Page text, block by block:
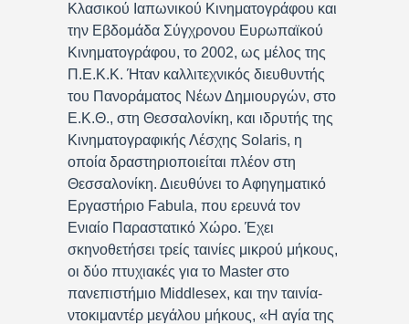
Κλασικού Ιαπωνικού Κινηματογράφου και
την Εβδομάδα Σύγχρονου Ευρωπαϊκού
Κινηματογράφου, το 2002, ως μέλος της
Π.Ε.Κ.Κ. Ήταν καλλιτεχνικός διευθυντής
του Πανοράματος Νέων Δημιουργών, στο
Ε.Κ.Θ., στη Θεσσαλονίκη, και ιδρυτής της
Κινηματογραφικής Λέσχης Solaris, η
οποία δραστηριοποιείται πλέον στη
Θεσσαλονίκη. Διευθύνει το Αφηγηματικό
Εργαστήριο Fabula, που ερευνά τον
Ενιαίο Παραστατικό Χώρο. Έχει
σκηνοθετήσει τρείς ταινίες μικρού μήκους,
οι δύο πτυχιακές για το Master στο
πανεπιστήμιο Middlesex, και την ταινία-
ντοκιμαντέρ μεγάλου μήκους, «Η αγία της